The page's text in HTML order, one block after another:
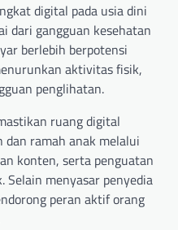
digital pada usia dini
dari gangguan kesehatan
berlebih berpotensi
aktivitas fisik,
penglihatan.
ruang digital
ramah anak melalui
konten, serta penguatan
Selain menyasar penyedia
peran aktif orang